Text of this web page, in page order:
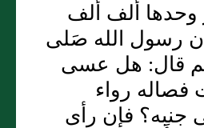
ألف ألف
أَن رسول الله صَلى
قال: هل عسى
فصاله رواء
جنبه؟ فإِن رأى